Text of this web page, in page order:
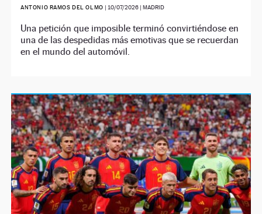
ANTONIO RAMOS DEL OLMO | 10/07/2026| MADRID
Una petición que imposible terminó convirtiéndose en
una de las despedidas más emotivas que se recuerdan
en el mundo del automóvil.